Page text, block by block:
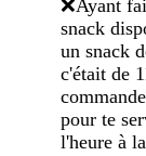
❌️Ayant
snack
un snack
c'était de
pour te
l'heure à